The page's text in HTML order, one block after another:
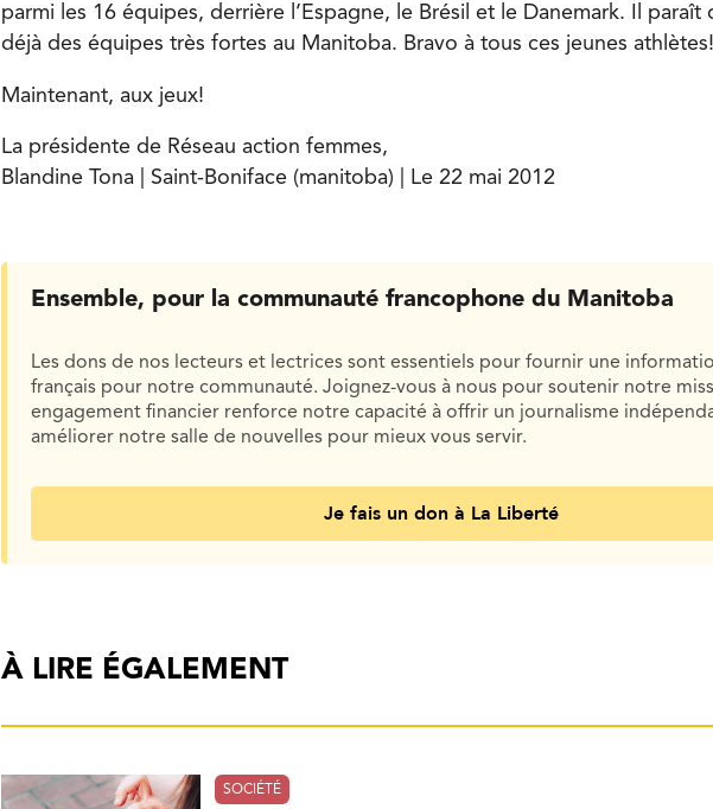
parmi les 16 équipes, derrière l’Espagne, le Brésil et le Danemark. Il paraît
déjà des équipes très fortes au Manitoba. Bravo à tous ces jeunes athlètes!
Maintenant, aux jeux!
La présidente de Réseau action femmes,
Blandine Tona | Saint-Boniface (manitoba) | Le 22 mai 2012
Ensemble, pour la communauté francophone du Manitoba
Les dons de nos lecteurs et lectrices sont essentiels pour fournir une
français pour notre communauté. Joignez-vous à nous pour soutenir notre
engagement financier renforce notre capacité à offrir un journalisme
améliorer notre salle de nouvelles pour mieux vous servir.
Je fais un don à La Liberté
À LIRE ÉGALEMENT
SOCIÉTÉ